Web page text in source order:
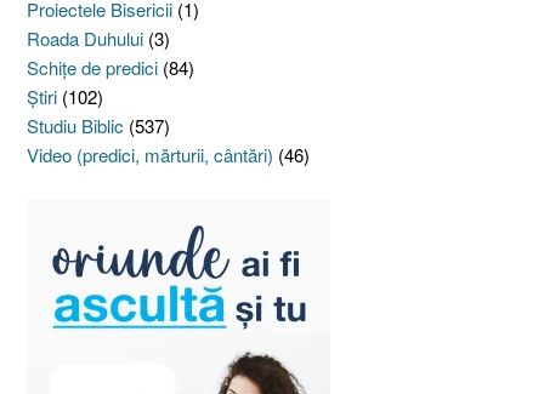
Proiectele Bisericii (1)
Roada Duhului (3)
Schiţe de predici (84)
Ştiri (102)
Studiu Biblic (537)
Video (predici, mărturii, cântări) (46)